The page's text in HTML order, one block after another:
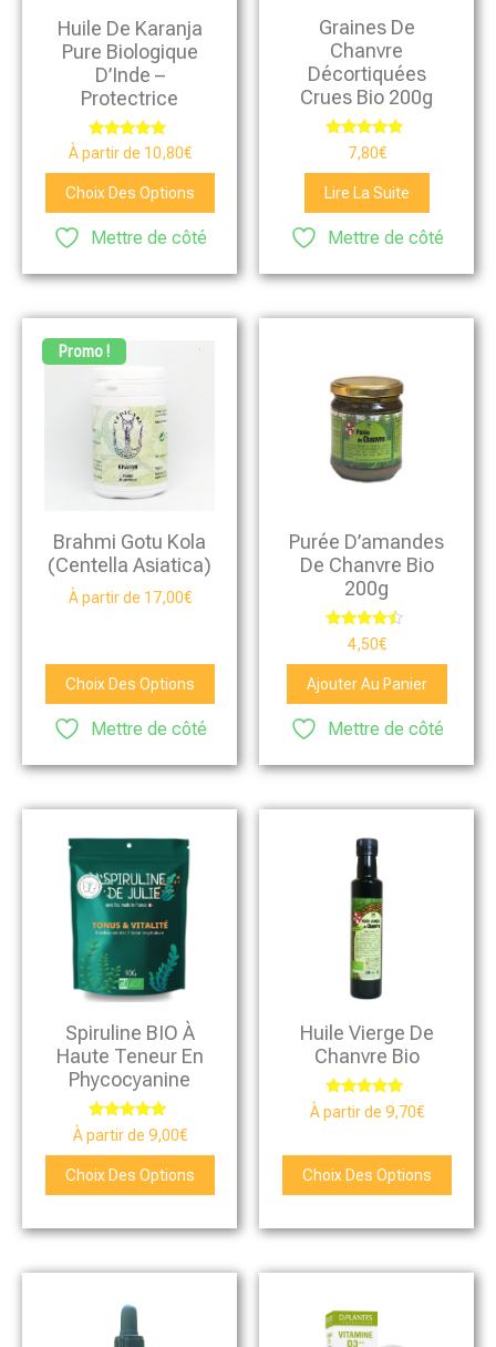
Huile De Karanja
Pure Biologique
D’Inde –
Protectrice
Note
5.00
sur 5
À partir de 10,80€
Choix Des Options
Mettre de côté
Graines De
Chanvre
Décortiquées
Crues Bio 200g
Note
5.00
sur 5
7,80€
Lire La Suite
Mettre de côté
Promo !
Brahmi Gotu Kola
(Centella Asiatica)
À partir de 17,00€
Choix Des Options
Mettre de côté
Purée D’amandes
De Chanvre Bio
200g
Note
4.25
sur 5
4,50€
Ajouter Au Panier
Mettre de côté
Spiruline BIO À
Haute Teneur En
Phycocyanine
Note
4.75
sur 5
À partir de 9,00€
Choix Des Options
Huile Vierge De
Chanvre Bio
Note
5.00
À partir de 9,70€
Choix Des Options